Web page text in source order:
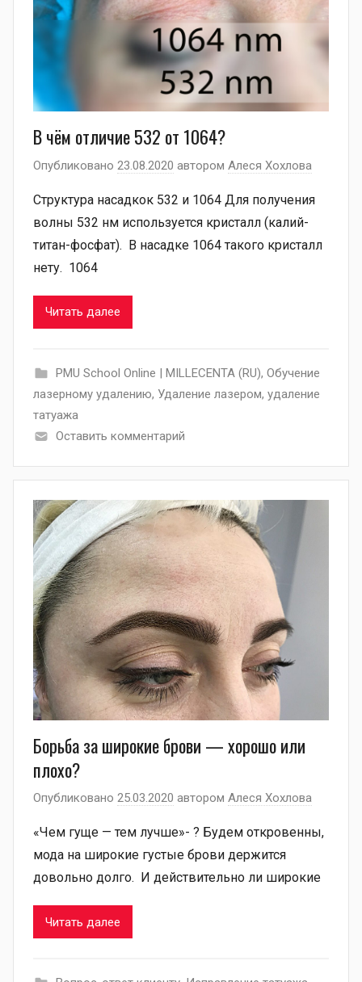
В чём отличие 532 от 1064?
Опубликовано 23.08.2020 автором Алеся Хохлова
Структура насадкок 532 и 1064 Для получения
волны 532 нм используется кристалл (калий-
титан-фосфат). В насадке 1064 такого кристалл
нету. 1064
Читать далее
PMU School Online | MILLECENTA (RU), Обучение
лазерному удалению, Удаление лазером, удаление
татуажа
Оставить комментарий
Борьба за широкие брови — хорошо или
плохо?
Опубликовано 25.03.2020 автором Алеся Хохлова
«Чем гуще — тем лучше»- ? Будем откровенны,
мода на широкие густые брови держится
довольно долго. И действительно ли широкие
Читать далее